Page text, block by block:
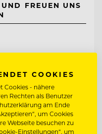
FREUEN UNS
COOKIES
Cookies - nähere
Rechten als Benutzer
am Ende
um Cookies
Webseite besuchen zu
Einstellungen“, um